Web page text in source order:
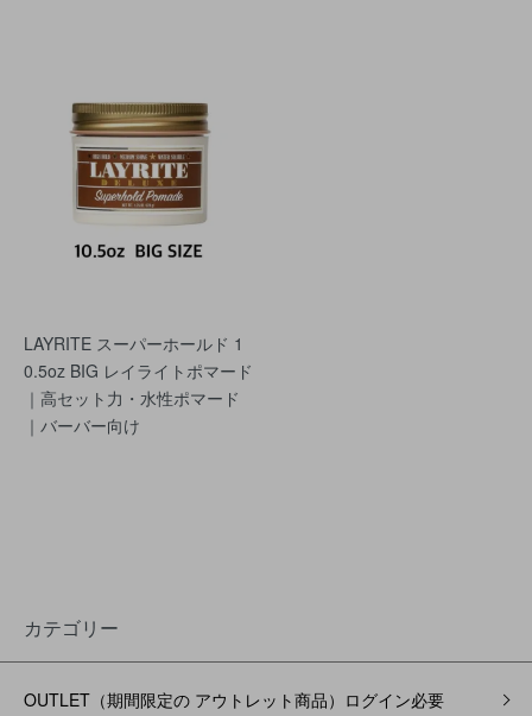
LAYRITE スーパーホールド 1
0.5oz BIG レイライトポマード
｜高セット力・水性ポマード
｜バーバー向け
カテゴリー
OUTLET（期間限定の アウトレット商品）ログイン必要